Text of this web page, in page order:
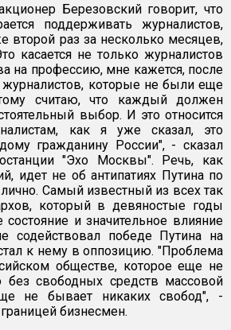
Березовский говорит, что
поддерживать журналистов,
второй раз за несколько месяцев,
касается не только журналистов
на профессию, мне кажется, после
журналистов, которые не были еще
считаю, что каждый должен
выбор. И это относится
как я уже сказал, это
гражданину России", - сказал
"Эхо Москвы". Речь, как
идет не об антипатиях Путина по
Самый известный из всех так
который в девяностые годы
и значительное влияние
содействовал победе Путина на
к нему в оппозицию. "Проблема
обществе, которое еще не
без свободных средств массовой
не бывает никаких свобод", -
бизнесмен.